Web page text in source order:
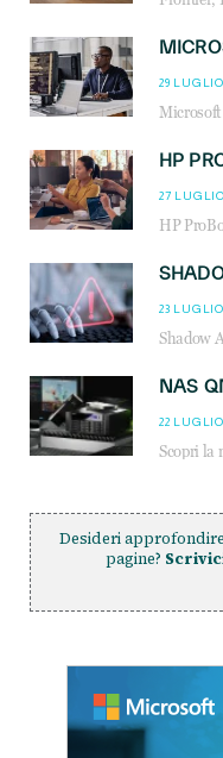
29 LUGLIO
27
23 LUGLIO
22 LUGLIO
Desideri
pagine?